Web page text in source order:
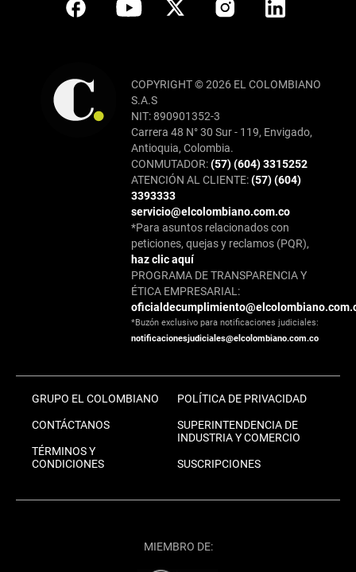
COPYRIGHT © 2026 EL COLOMBIANO
S.A.S
NIT: 890901352-3
Carrera 48 N° 30 Sur - 119, Envigado,
Antioquia, Colombia.
CONMUTADOR:(57) (604) 3315252
ATENCIÓN AL CLIENTE:(57) (604)
3393333
servicio@elcolombiano.com.co
*Para asuntos relacionados con
peticiones, quejas y reclamos (PQR),
haz clic aquí
PROGRAMA DE TRANSPARENCIA Y
ÉTICA EMPRESARIAL:
*Buzón exclusivo para notificaciones judiciales:
notificacionesjudiciales@elcolombiano.com.co
GRUPO EL COLOMBIANO
CONTÁCTANOS
TÉRMINOS Y
CONDICIONES
POLÍTICA DE PRIVACIDAD
SUPERINTENDENCIA DE
INDUSTRIA Y COMERCIO
SUSCRIPCIONES
MIEMBRO DE: